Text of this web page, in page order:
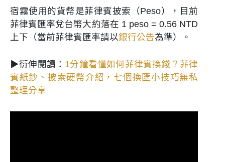
宿霧使用的貨幣是菲律賓披索（Peso），目前
菲律賓匯率兌台幣大約落在 1 peso = 0.56 NTD
上下（當前菲律賓匯率請以銀行公告為準）。
▶衍伸閱讀： 1分鐘看懂如何菲律賓換錢？菲律
賓紙鈔、披索硬幣介紹，七個換匯小技巧無私
整理分享